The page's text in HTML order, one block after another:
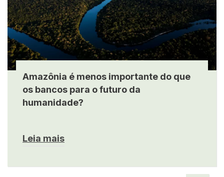
Amazônia é menos importante do que
os bancos para o futuro da
humanidade?
Leia mais